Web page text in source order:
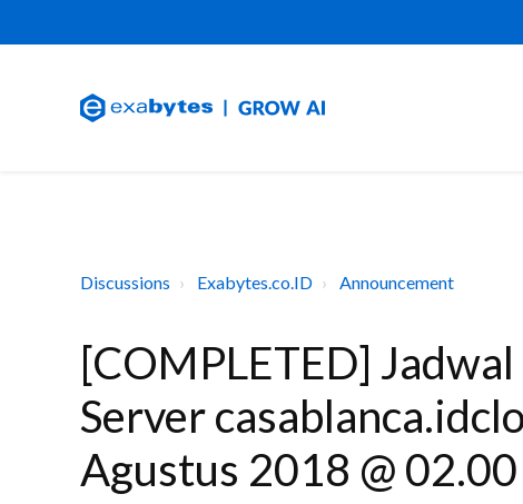
Discussions Exabytes.co.ID Announcement
[COMPLETED]
Server
Agustus 2018 @